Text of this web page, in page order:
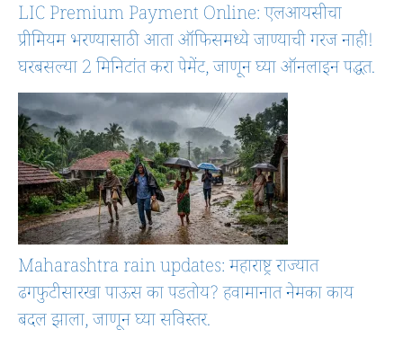
LIC Premium Payment Online: एलआयसीचा
प्रीमियम भरण्यासाठी आता ऑफिसमध्ये जाण्याची गरज नाही!
घरबसल्या 2 मिनिटांत करा पेमेंट, जाणून घ्या ऑनलाइन पद्धत.
Maharashtra rain updates: महाराष्ट्र राज्यात
ढगफुटीसारखा पाऊस का पडतोय? हवामानात नेमका काय
बदल झाला, जाणून घ्या सविस्तर.